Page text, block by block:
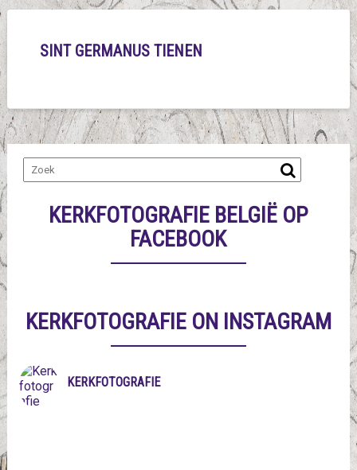
SINT GERMANUS TIENEN
KERKFOTOGRAFIE BELGIË OP
FACEBOOK
KERKFOTOGRAFIE ON INSTAGRAM
KERKFOTOGRAFIE